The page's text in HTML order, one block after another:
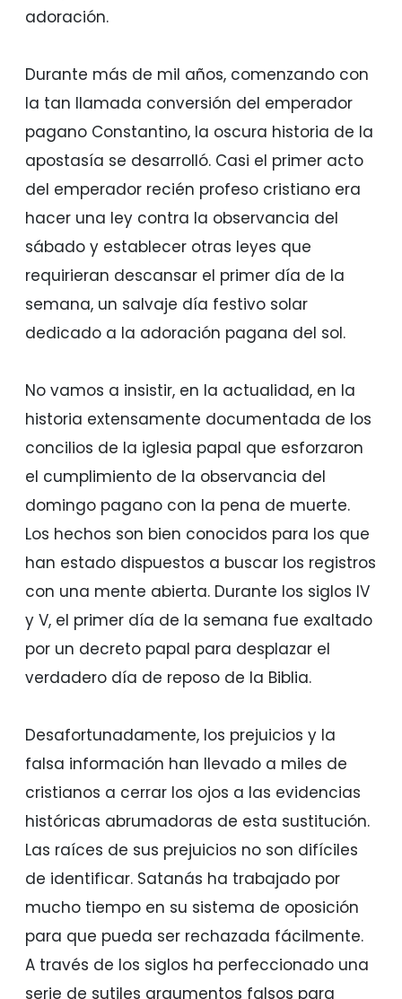
adoración.
Durante más de mil años, comenzando con
la tan llamada conversión del emperador
pagano Constantino, la oscura historia de la
apostasía se desarrolló. Casi el primer acto
del emperador recién profeso cristiano era
hacer una ley contra la observancia del
sábado y establecer otras leyes que
requirieran descansar el primer día de la
semana, un salvaje día festivo solar
dedicado a la adoración pagana del sol.
No vamos a insistir, en la actualidad, en la
historia extensamente documentada de los
concilios de la iglesia papal que esforzaron
el cumplimiento de la observancia del
domingo pagano con la pena de muerte.
Los hechos son bien conocidos para los que
han estado dispuestos a buscar los registros
con una mente abierta. Durante los siglos IV
y V, el primer día de la semana fue exaltado
por un decreto papal para desplazar el
verdadero día de reposo de la Biblia.
Desafortunadamente, los prejuicios y la
falsa información han llevado a miles de
cristianos a cerrar los ojos a las evidencias
históricas abrumadoras de esta sustitución.
Las raíces de sus prejuicios no son difíciles
de identificar. Satanás ha trabajado por
mucho tiempo en su sistema de oposición
para que pueda ser rechazada fácilmente.
A través de los siglos ha perfeccionado una
serie de sutiles argumentos falsos para